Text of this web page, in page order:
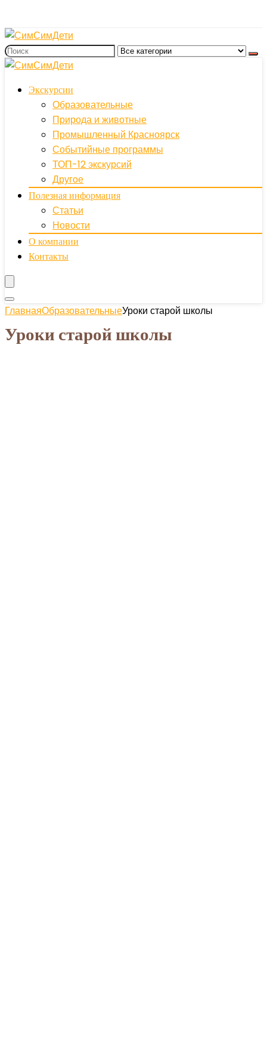
Экскурсии
Образовательные
Природа и животные
Промышленный Красноярск
Событийные программы
ТОП-12 экскурсий
Другое
Полезная информация
Статьи
Новости
О компании
Контакты
ГлавнаяОбразовательныеУроки старой школы
Уроки старой школы